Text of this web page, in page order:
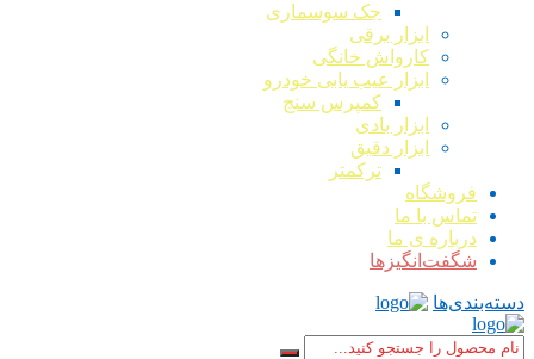
جک سوسماری
ابزار برقی
کارواش خانگی
ابزار عیب یابی خودرو
کمپرس سنج
ابزار بادی
ابزار دقیق
ترکمتر
فروشگاه
تماس با ما
درباره ی ما
شگفت‌انگیزها
دسته‌بندی‌ها